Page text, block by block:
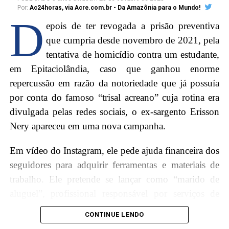
gestão de Valtim é por conta da falta de respeito do
gestor. “ Ele trata não só nós com desrespeito, mais
a reclamação é na cidade toda”, afirmou.
Por: Ac24horas, via Acre.com.br - Da Amazônia para o Mundo!
D epois de ter revogada a prisão preventiva
que cumpria desde novembro de 2021, pela
tentativa de homicídio contra um estudante,
em Epitaciolândia, caso que ganhou enorme
repercussão em razão da notoriedade que já possuía
por conta do famoso “trisal acreano” cuja rotina era
divulgada pelas redes sociais, o ex-sargento Erisson
Nery apareceu em uma nova campanha.
Em vídeo do Instagram, ele pede ajuda financeira dos
seguidores para adquirir ferramentas e materiais de
trabalho. Ele pretende se lançar como “marido de
manutenção doméstica como parte elétrica,
hidráulica, limpeza de ar-condicionado e reparos em
CONTINUE LENDO